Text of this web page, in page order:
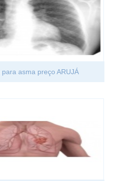
asma preço ARUJÁ